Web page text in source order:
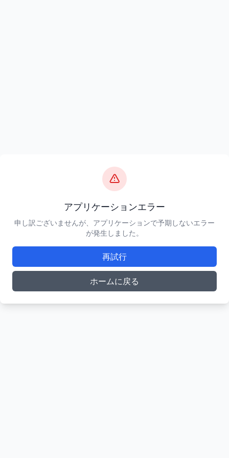
アプリケーションエラー
申し訳ございませんが、アプリケーションで予期しないエラー
が発生しました。
再試行
ホームに戻る